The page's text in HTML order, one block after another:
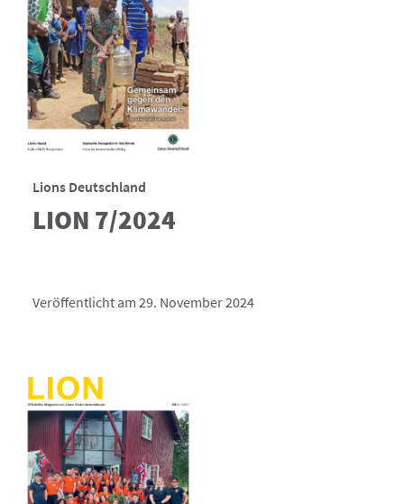
Lions Deutschland
LION 7/2024
Veröffentlicht am 29. November 2024